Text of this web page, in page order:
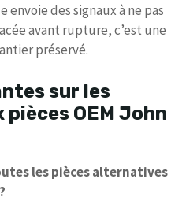
des signaux à ne pas
avant rupture, c’est une
préservé.
sur les
OEM John
les pièces alternatives